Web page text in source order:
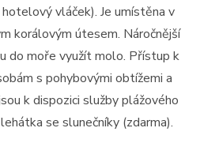
vláček). Je umístěna v
korálovým útesem. Náročnější
do moře využít molo. Přístup k
s pohybovými obtížemi a
k dispozici služby plážového
se slunečníky (zdarma).